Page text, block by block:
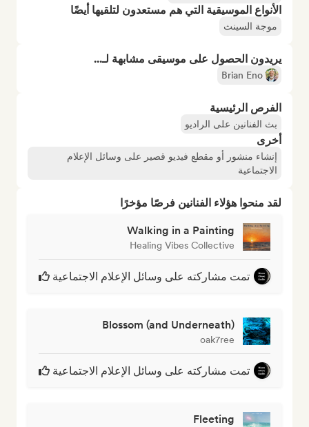
الأنواع الموسيقية التي هم مستعدون لتلقيها أيضًا
موجة السينث
يريدون الحصول على موسيقى مشابهة لـ...
Brian Eno
الفرص الرئيسية
بث الفنانين على الراديو
أخرى
إنشاء منشور أو مقطع فيديو قصير على وسائل الإعلام
الاجتماعية
لقد منحوا هؤلاء الفنانين فرصًا مؤخرًا
Walking in a Painting
Healing Vibes Collective
تمت مشاركته على وسائل الإعلام الاجتماعية
Blossom (and Underneath)
oak7ree
تمت مشاركته على وسائل الإعلام الاجتماعية
Fleeting